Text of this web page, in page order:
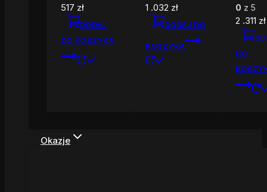
517 zł
DODAJ
DO KOSZYKA
1 .032 zł
DODAJ DO
KOSZYKA
0 z 5
2 .311 zł
DO
Okazje